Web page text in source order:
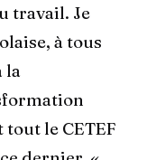
travail. Je
à tous
la
tout le CETEF